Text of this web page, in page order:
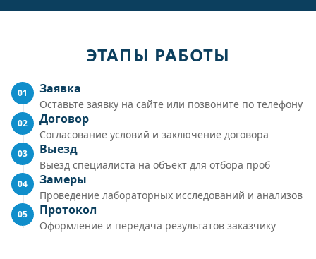
ЭТАПЫ РАБОТЫ
01 Заявка
Оставьте заявку на сайте или позвоните по телефону
02 Договор
Согласование условий и заключение договора
03 Выезд
Выезд специалиста на объект для отбора проб
04 Замеры
Проведение лабораторных исследований и анализов
05 Протокол
Оформление и передача результатов заказчику